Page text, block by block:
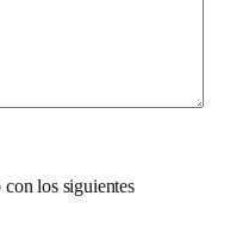
los siguientes